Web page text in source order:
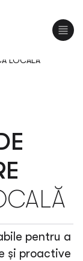
LOCALĂ
pentru a
și proactive